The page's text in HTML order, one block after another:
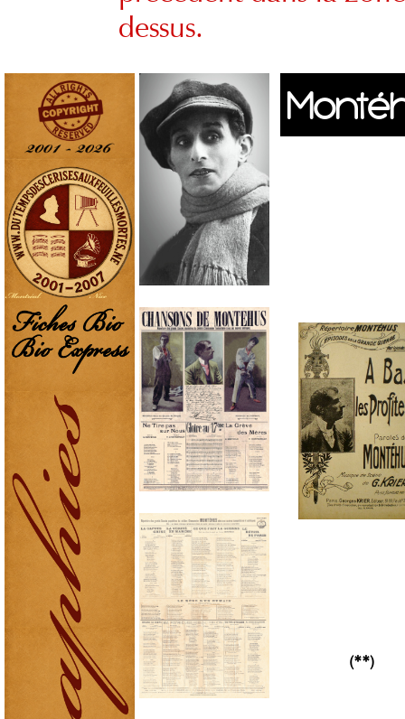
dessus.
(**)